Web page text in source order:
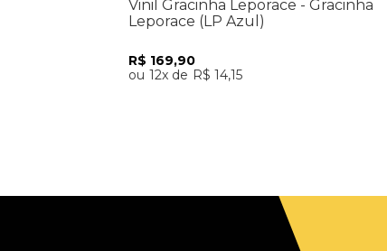
Vinil Gracinha Leporace - Gracinha
Leporace (LP Azul)
R$ 169,90
12
R$ 14,15